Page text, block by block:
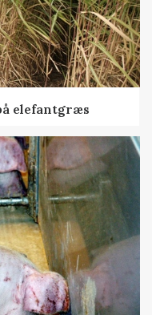
elefantgræs